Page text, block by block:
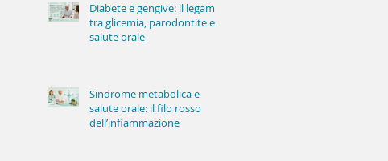
Diabete e gengive: il legame
tra glicemia, parodontite e
salute orale
Sindrome metabolica e
salute orale: il filo rosso
dell’infiammazione